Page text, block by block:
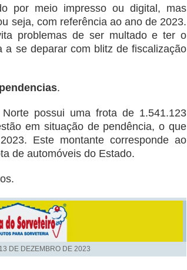
por meio impresso ou digital, mas
seja, com referência ao ano de 2023.
problemas de ser multado e ter o
a se deparar com blitz de fiscalização
.
possui uma frota de 1.541.123
em situação de pendência, o que
Este montante corresponde ao
de automóveis do Estado.
13 DE DEZEMBRO DE 2023